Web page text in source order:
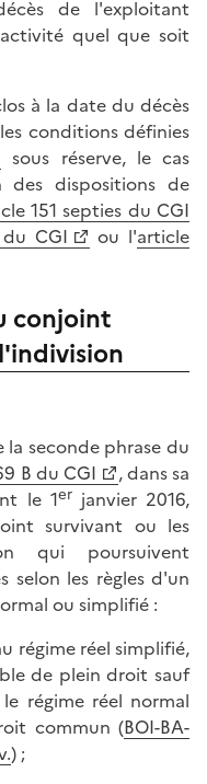
de l'exploitant
quel que soit
à la date du décès
conditions définies
sous réserve, le cas
des dispositions de
151 septies du CGI
CGI ou l'article
conjoint
la seconde phrase du
B du CGI
, dans sa
le 1erjanvier 2016,
survivant ou les
qui poursuivent
selon les règles d'un
ou simplifié :
régime réel simplifié,
de plein droit sauf
régime réel normal
commun (BOI-BA-
) ;